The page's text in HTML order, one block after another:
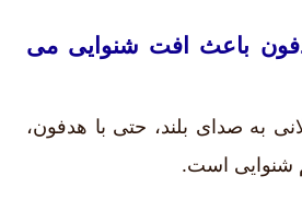
هدفون باعث افت شنوایی می
به صدای بلند، حتی با هدفون،
شنوایی است.